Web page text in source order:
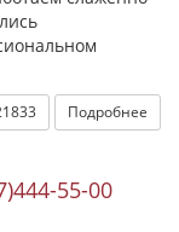
Подробнее
55-00